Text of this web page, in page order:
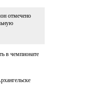
отмечено
в чемпионате